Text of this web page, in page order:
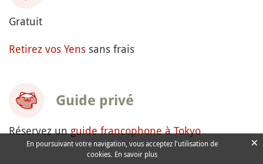
Gratuit
Retirez vos Yens sans frais
Guide privé
Réservez unguide francophone à Tokyo
En poursuivant votre navigation, vous acceptez l'utilisation de
cookies. En savoir plus
×